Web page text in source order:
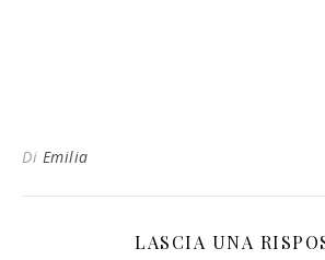
Di Emilia
LASCIA UNA